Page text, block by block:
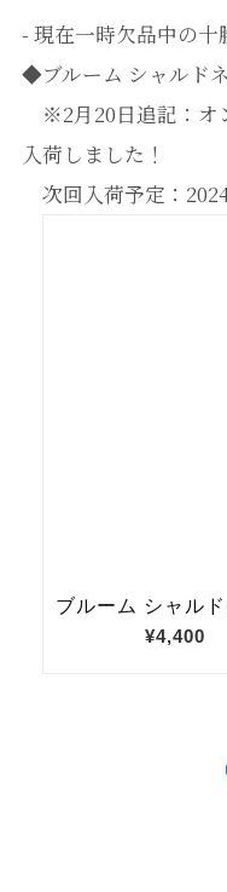
- 現在一時欠品中の十
◆ブルーム シャルドネ
※2月20日追記：オ
入荷しました！
次回入荷予定：